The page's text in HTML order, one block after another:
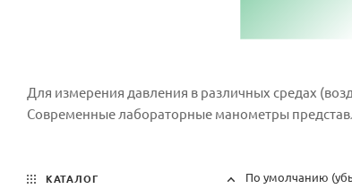
Для измерения давления в различных средах
Современные лабораторные манометры
По умолчанию
КАТАЛОГ